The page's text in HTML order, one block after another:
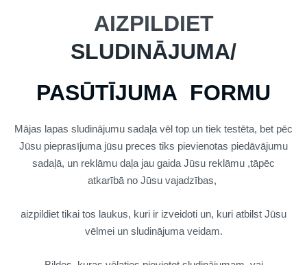
AIZPILDIET
SLUDINĀJUMA/
PASŪTĪJUMA FORMU
Mājas lapas sludinājumu sadaļa vēl top un tiek testēta, bet pēc
Jūsu pieprasījuma jūsu preces tiks pievienotas piedāvājumu
sadaļā, un reklāmu daļa jau gaida Jūsu reklāmu ,tāpēc
atkarībā no Jūsu vajadzības,
aizpildiet tikai tos laukus, kuri ir izveidoti un, kuri atbilst Jūsu
vēlmei un sludinājuma veidam.